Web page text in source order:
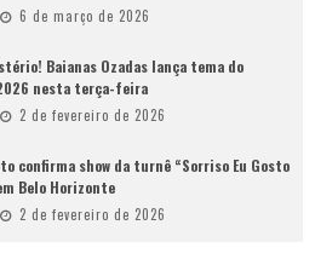
6 de março de 2026
Baianas Ozadas lança tema do
nesta terça-feira
2 de fevereiro de 2026
confirma show da turnê “Sorriso Eu Gosto
Belo Horizonte
2 de fevereiro de 2026